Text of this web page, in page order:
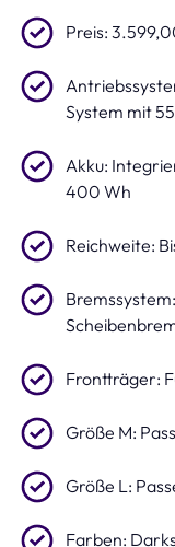
Preis:
System mit
Akku:
400 Wh
Reichweite:
Frontträger:
Größe M:
Größe L:
Farben: